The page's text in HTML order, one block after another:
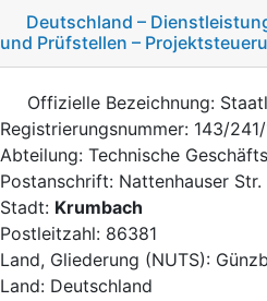
Deutschland –
und Prüfstellen –
Offizielle Bezeichnung:
Registrierungsnummer: 143/241/
Abteilung: Technische
Postanschrift: Nattenhauser Str.
Stadt: Krumbach
Postleitzahl: 86381
Land, Gliederung (NUTS):
Land: Deutschland